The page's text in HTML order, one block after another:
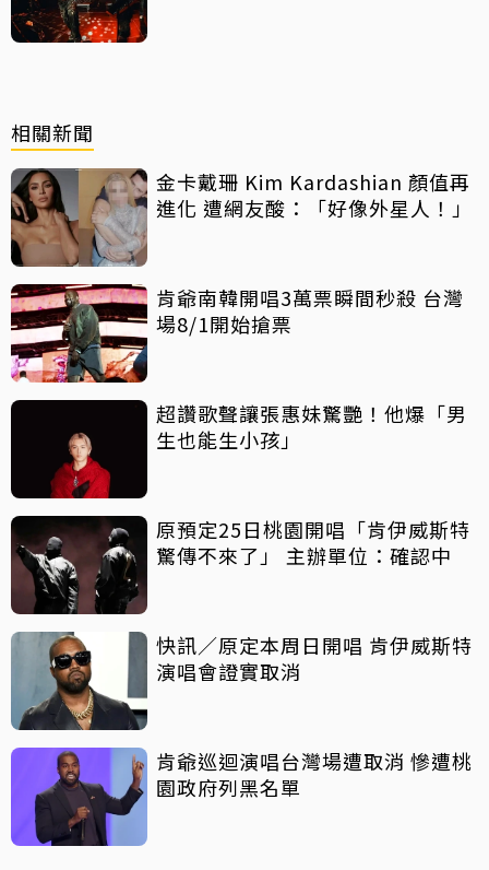
相關新聞
金卡戴珊 Kim Kardashian 顏值再
進化 遭網友酸：「好像外星人！」
肯爺南韓開唱3萬票瞬間秒殺 台灣
場8/1開始搶票
超讚歌聲讓張惠妹驚艷！他爆「男
生也能生小孩」
原預定25日桃園開唱「肯伊威斯特
驚傳不來了」 主辦單位：確認中
快訊／原定本周日開唱 肯伊威斯特
演唱會證實取消
肯爺巡迴演唱台灣場遭取消 慘遭桃
園政府列黑名單